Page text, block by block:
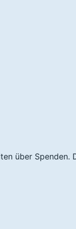
über Spenden.